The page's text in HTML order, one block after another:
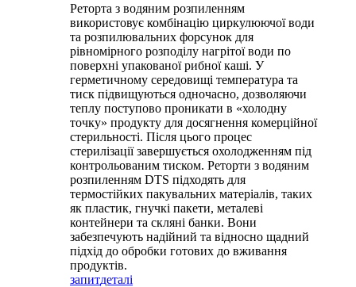
Реторта з водяним розпиленням
використовує комбінацію циркулюючої води
та розпилювальних форсунок для
рівномірного розподілу нагрітої води по
поверхні упакованої рибної каші. У
герметичному середовищі температура та
тиск підвищуються одночасно, дозволяючи
теплу поступово проникати в «холодну
точку» продукту для досягнення комерційної
стерильності. Після цього процес
стерилізації завершується охолодженням під
контрольованим тиском. Реторти з водяним
розпиленням DTS підходять для
термостійких пакувальних матеріалів, таких
як пластик, гнучкі пакети, металеві
контейнери та скляні банки. Вони
забезпечують надійний та відносно щадний
підхід до обробки готових до вживання
продуктів.
запитдеталі